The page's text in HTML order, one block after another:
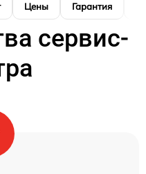
Цены Гарантия
сервис-